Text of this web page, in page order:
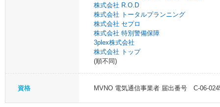
株式会社 R.O.D
株式会社 トータルプランニング
株式会社 セプロ
株式会社 特別警備保障
3plex株式会社
株式会社 トップ
(順不同)
資格 MVNO 電気通信事業者 届出番号 C-06-